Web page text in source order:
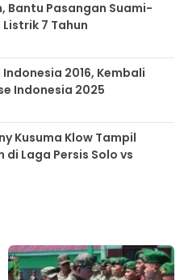
Bantu Pasangan Suami-
7 Tahun
2016, Kembali
Indonesia 2025
Kusuma Klow Tampil
Laga Persis Solo vs